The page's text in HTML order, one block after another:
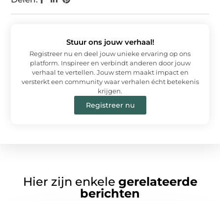
Stuur ons jouw verhaal!
Registreer nu en deel jouw unieke ervaring op ons
platform. Inspireer en verbindt anderen door jouw
verhaal te vertellen. Jouw stem maakt impact en
versterkt een community waar verhalen écht betekenis
krijgen.
Registreer nu
Hier zijn enkele gerelateerde
berichten